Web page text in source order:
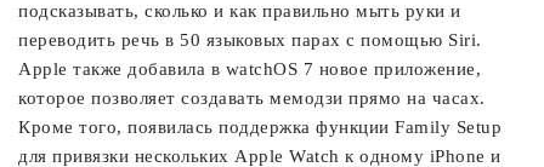
подсказывать, сколько и как правильно мыть руки и
переводить речь в 50 языковых парах с помощью Siri.
Apple также добавила в watchOS 7 новое приложение,
которое позволяет создавать мемодзи прямо на часах.
Кроме того, появилась поддержка функции Family Setup
для привязки нескольких Apple Watch к одному iPhone и